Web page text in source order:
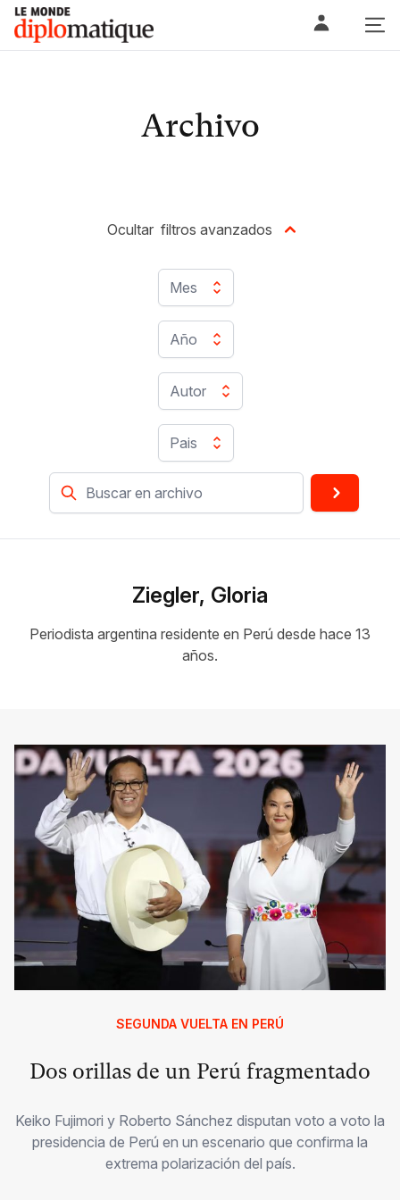
Skip
content
Le monde diplomatique
Archivo
Mes
Año
Autor
Pais
Ocultar filtros avanzados
Ziegler, Gloria
Periodista argentina residente en Perú desde hace 13
años.
SEGUNDA VUELTA EN PERÚ
Dos orillas de un Perú fragmentado
Keiko Fujimori y Roberto Sánchez disputan voto a voto la
presidencia de Perú en un escenario que confirma la
extrema polarización del país.